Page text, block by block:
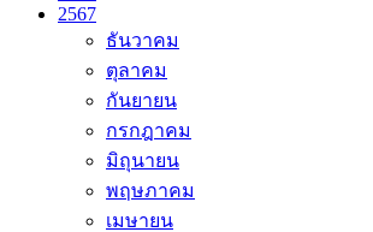
2567
ธันวาคม
ตุลาคม
กันยายน
กรกฎาคม
มิถุนายน
พฤษภาคม
เมษายน